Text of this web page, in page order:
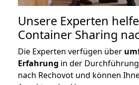
Unsere Experten
Container Sharing
Die Experten verfügen über
Erfahrung in der
nach Rechovot und können